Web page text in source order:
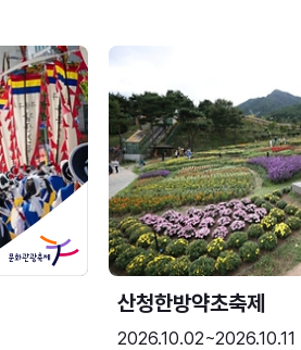
산청한방약초축제
2026.10.02~2026.10.11